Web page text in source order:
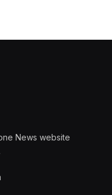
News website